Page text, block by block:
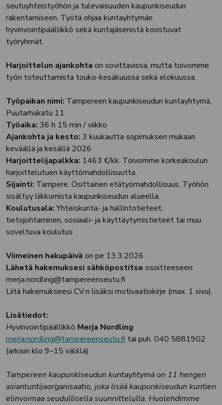
seutuyhteistyöhön ja tulevaisuuden kaupunkiseudun
rakentamiseen. Työtä ohjaa kuntayhtymän
hyvinvointipäällikkö sekä kuntajäsenistä koostuvat
työryhmät.
Harjoittelun ajankohta on sovittavissa, mutta toivomme
työn toteuttamista touko-kesäkuussa sekä elokuussa.
Työpaikan nimi: Tampereen kaupunkiseudun kuntayhtymä,
Puutarhakatu 11
Työaika: 36 h 15 min / viikko
Ajankohta ja kesto: 3 kuukautta sopimuksen mukaan
keväällä ja kesällä 2026
Harjoittelijapalkka: 1463 €/kk. Toivomme korkeakoulun
harjoittelutuen käyttömahdollisuutta.
Sijainti: Tampere. Osittainen etätyömahdollisuus. Työhön
sisältyy liikkumista kaupunkiseudun alueella.
Koulutusala:Yhteiskunta- ja hallintotieteet,
tietojohtaminen, sosiaali- ja käyttäytymistieteet tai muu
soveltuva koulutus
Viimeinen hakupäivä on pe 13.3.2026.
Lähetä hakemuksesi sähköpostitse osoitteeseen:
merja.nordling@tampereenseutu.fi
Liitä hakemukseesi CV:n lisäksi motivaatiokirje (max. 1 sivu).
Lisätiedot:
Hyvinvointipäällikkö Merja Nordling
merja.nordling@tampereenseutu.fi tai puh. 040 5881902
(arkisin klo 9–15 välillä)
Tampereen kaupunkiseudun kuntayhtymä on 11 hengen
asiantuntijaorganisaatio, joka lisää kaupunkiseudun kuntien
elinvoimaa seudullisella suunnittelulla. Huolehdimme